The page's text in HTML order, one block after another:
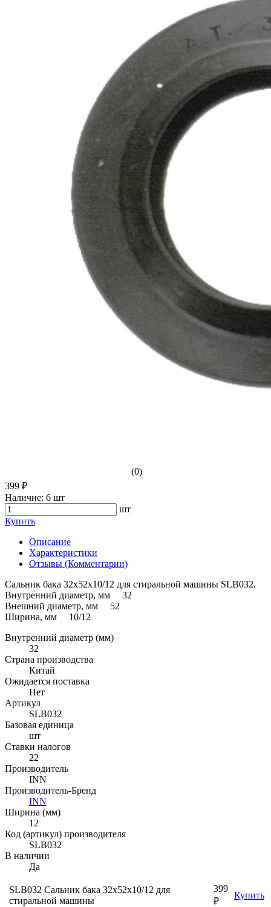
(0)
399 ₽
Наличие: 6 шт
шт
Купить
Описание
Характеристики
Отзывы (Комментарии)
Сальник бака 32x52x10/12 для стиральной машины SLB032.
Внутренний диаметр, мм 32
Внешний диаметр, мм 52
Ширина, мм 10/12
Внутренний диаметр (мм)
32
Страна производства
Китай
Ожидается поставка
Нет
Артикул
SLB032
Базовая единица
шт
Ставки налогов
22
Производитель
INN
Производитель-Бренд
INN
Ширина (мм)
12
Код (артикул) производителя
SLB032
В наличии
Да
SLB032 Сальник бака 32x52x10/12 для
стиральной машины
399
₽
Купить